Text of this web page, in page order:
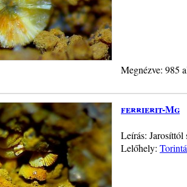
Megnézve: 985
ferrierit-Mg
Leírás:
Lelőhely: